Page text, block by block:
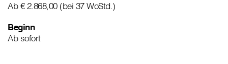
Ab € 2.868,00 (bei 37 WoStd.)
Beginn
Ab sofort